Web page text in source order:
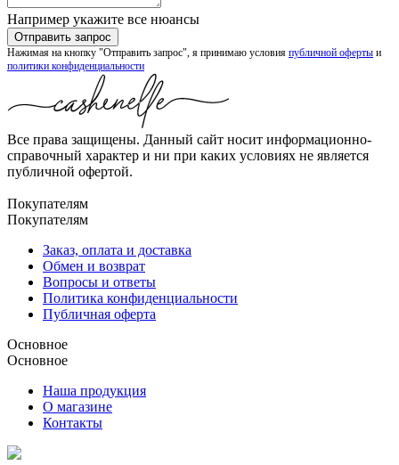
Например укажите все нюансы
Нажимая на кнопку "Отправить запрос", я принимаю условия публичной оферты и
политики конфиденциальности
Все права защищены. Данный сайт носит информационно-
справочный характер и ни при каких условиях не является
публичной офертой.
Покупателям
Покупателям
Заказ, оплата и доставка
Обмен и возврат
Вопросы и ответы
Политика конфиденциальности
Публичная оферта
Основное
Основное
Наша продукция
О магазине
Контакты